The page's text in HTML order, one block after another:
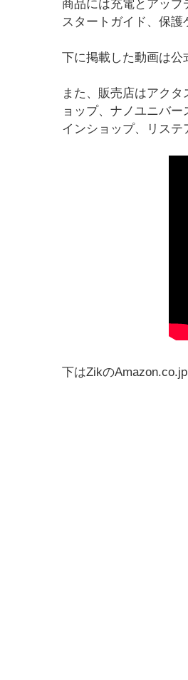
商品には充電とアップ
スタートガイド、保護
下に掲載した動画は公
また、販売店はアク
ョップ、ナノユニバ
インショップ、リステ
下はZikの